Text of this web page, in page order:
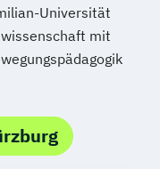
Universität
mit